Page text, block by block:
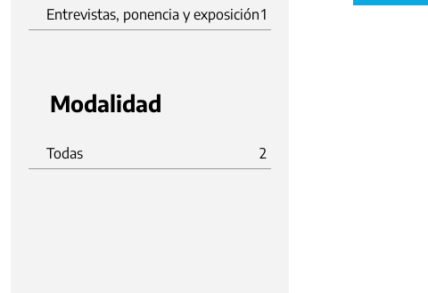
Entrevistas, ponencia y exposición1
Modalidad
Todas 2